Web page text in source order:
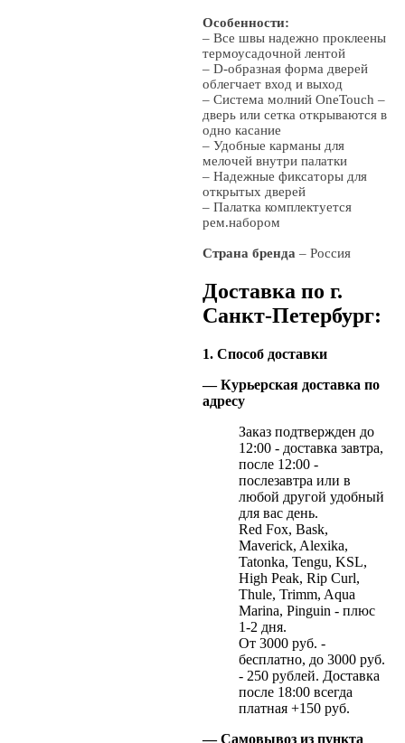
Особенности:
– Все швы надежно проклеены
термоусадочной лентой
– D-образная форма дверей
облегчает вход и выход
– Система молний OneTouch –
дверь или сетка открываются в
одно касание
– Удобные карманы для
мелочей внутри палатки
– Надежные фиксаторы для
открытых дверей
– Палатка комплектуется
рем.набором
Страна бренда – Россия
Доставка по г.
Санкт-Петербург:
1. Способ доставки
— Курьерская доставка по
адресу
Заказ подтвержден до
12:00 - доставка завтра,
после 12:00 -
послезавтра или в
любой другой удобный
для вас день.
Red Fox, Bask,
Maverick, Alexika,
Tatonka, Tengu, KSL,
High Peak, Rip Curl,
Thule, Trimm, Aqua
Marina, Pinguin - плюс
1-2 дня.
От 3000 руб. -
бесплатно, до 3000 руб.
- 250 рублей. Доставка
после 18:00 всегда
платная +150 руб.
— Самовывоз из пункта